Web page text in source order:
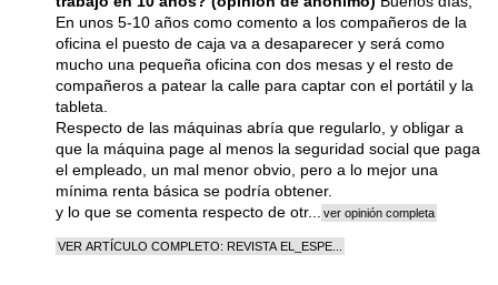
En unos 5-10 años como comento a los compañeros de la
oficina el puesto de caja va a desaparecer y será como
mucho una pequeña oficina con dos mesas y el resto de
compañeros a patear la calle para captar con el portátil y la
tableta.
Respecto de las máquinas abría que regularlo, y obligar a
que la máquina page al menos la seguridad social que paga
el empleado, un mal menor obvio, pero a lo mejor una
mínima renta básica se podría obtener.
y lo que se comenta respecto de otr...